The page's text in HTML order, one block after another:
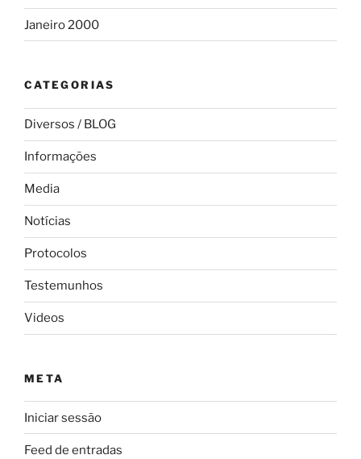
Janeiro 2000
CATEGORIAS
Diversos / BLOG
Informações
Media
Notícias
Protocolos
Testemunhos
Videos
META
Iniciar sessão
Feed de entradas